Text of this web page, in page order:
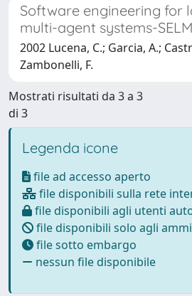
Software engineering for
multi-agent systems-
2002 Lucena, C.; Garcia, A.;
Zambonelli, F.
Mostrati risultati da 3 a 3
di 3
Legenda icone
file ad accesso aperto
file disponibili sulla rete
file disponibili agli utenti
file disponibili solo agli
file sotto embargo
nessun file disponibile